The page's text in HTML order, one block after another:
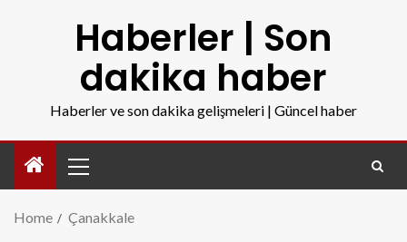
Haberler | Son
dakika haber
Haberler ve son dakika gelişmeleri | Güncel haber
Home Çanakkale